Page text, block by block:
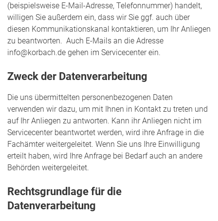
(beispielsweise E-Mail-Adresse, Telefonnummer) handelt,
willigen Sie außerdem ein, dass wir Sie ggf. auch über
diesen Kommunikationskanal kontaktieren, um Ihr Anliegen
zu beantworten. Auch E-Mails an die Adresse
info@korbach.de gehen im Servicecenter ein.
Zweck der Datenverarbeitung
Die uns übermittelten personenbezogenen Daten
verwenden wir dazu, um mit Ihnen in Kontakt zu treten und
auf Ihr Anliegen zu antworten. Kann ihr Anliegen nicht im
Servicecenter beantwortet werden, wird ihre Anfrage in die
Fachämter weitergeleitet. Wenn Sie uns Ihre Einwilligung
erteilt haben, wird Ihre Anfrage bei Bedarf auch an andere
Behörden weitergeleitet.
Rechtsgrundlage für die
Datenverarbeitung